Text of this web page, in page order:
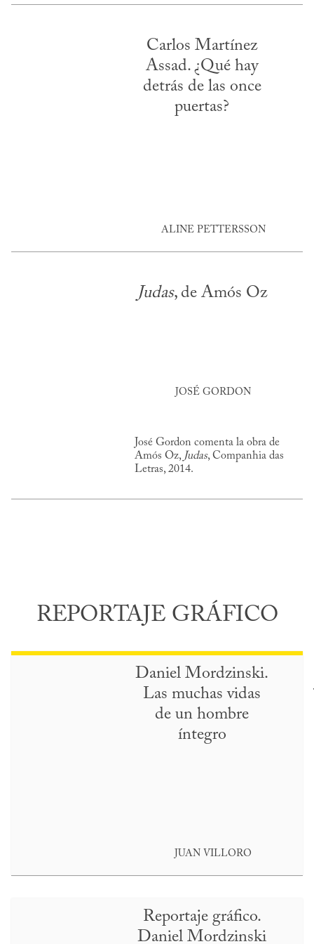
Carlos Martínez
Assad. ¿Qué hay
detrás de las once
puertas?
ALINE PETTERSSON
Judas, de Amós Oz
JOSÉ GORDON
José Gordon comenta la obra de
Amós Oz, Judas, Companhia das
Letras, 2014.
REPORTAJE GRÁFICO
Daniel Mordzinski.
Las muchas vidas
de un hombre
íntegro
JUAN VILLORO
Reportaje gráfico.
Daniel Mordzinski